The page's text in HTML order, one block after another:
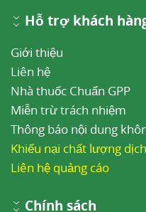
Hỗ trợ khách
Giới thiệu
Liên hệ
Nhà thuốc Chuẩn GPP
Miễn trừ trách nhiệm
Thông báo nội dung
Khiếu nại chất lượng
Liên hệ quảng cáo
Chính sách